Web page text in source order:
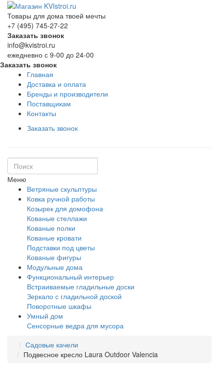
Товары для дома твоей мечты
+7 (495) 745-27-22
Заказать звонок
info@kvistroi.ru
ежедневно с 9-00 до 24-00
Заказать звонок
Главная
Доставка и оплата
Бренды и производители
Поставщикам
Контакты
Заказать звонок
Меню
Ветряные скульптуры
Ковка ручной работы
Козырек для домофона
Кованые стеллажи
Кованые полки
Кованые кровати
Подставки под цветы
Кованые фигуры
Модульные дома
Функциональный интерьер
Встраиваемые гладильные доски
Зеркало с гладильной доской
Поворотные шкафы
Умный дом
Сенсорные ведра для мусора
Садовые качели
Подвесное кресло Laura Outdoor Valencia